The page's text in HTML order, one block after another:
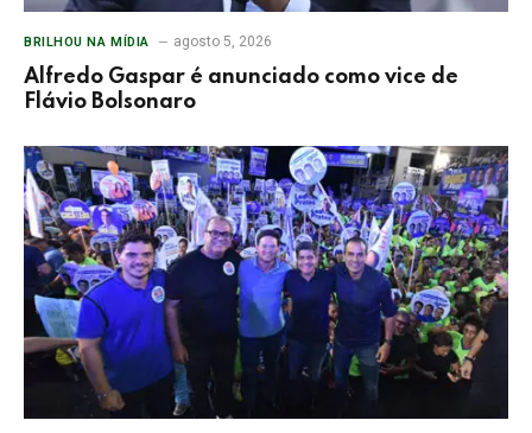
BRILHOU NA MÍDIA agosto 5, 2026
Alfredo Gaspar é anunciado como vice de
Flávio Bolsonaro